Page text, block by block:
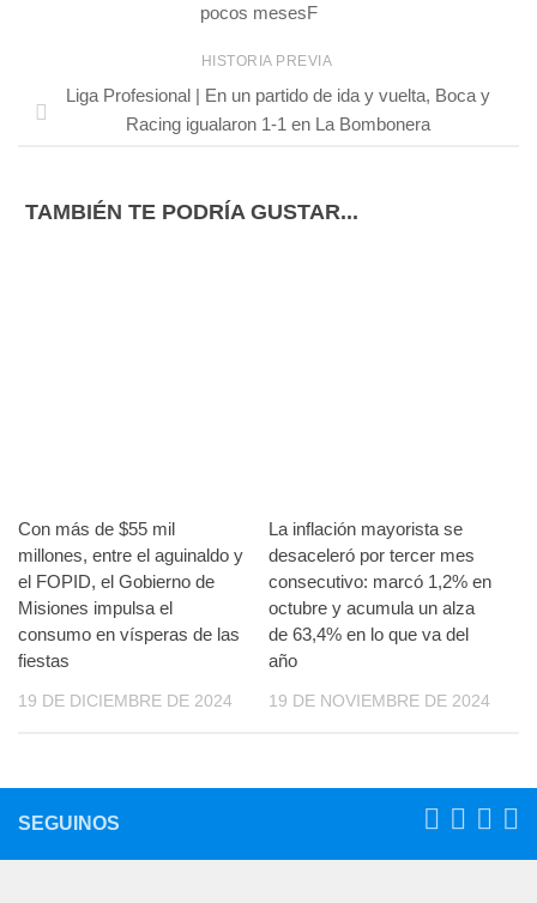
pocos mesesF
HISTORIA PREVIA
Liga Profesional | En un partido de ida y vuelta, Boca y
Racing igualaron 1-1 en La Bombonera
TAMBIÉN TE PODRÍA GUSTAR...
Con más de $55 mil
millones, entre el aguinaldo y
el FOPID, el Gobierno de
Misiones impulsa el
consumo en vísperas de las
fiestas
19 DE DICIEMBRE DE 2024
La inflación mayorista se
desaceleró por tercer mes
consecutivo: marcó 1,2% en
octubre y acumula un alza
de 63,4% en lo que va del
año
19 DE NOVIEMBRE DE 2024
SEGUINOS